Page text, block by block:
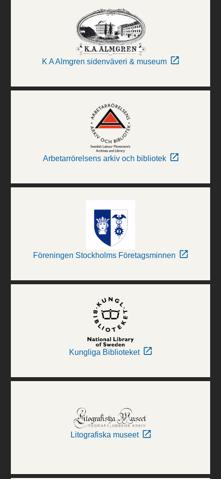
K A Almgren sidenväveri & museum
Arbetarrörelsens arkiv och bibliotek
Föreningen Stockholms Företagsminnen
Kungliga Biblioteket
Litografiska museet